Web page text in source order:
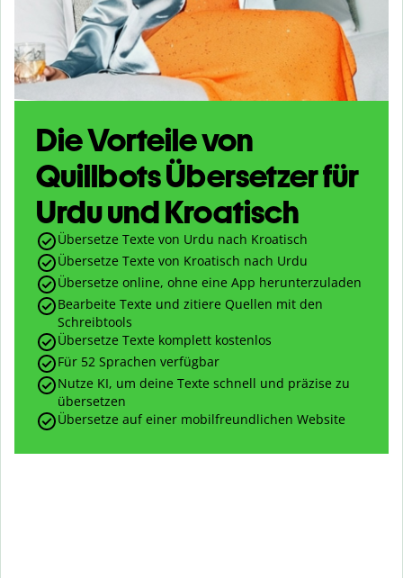
Die Vorteile von
Quillbots Übersetzer für
Urdu und Kroatisch
Übersetze Texte von Urdu nach Kroatisch
Übersetze Texte von Kroatisch nach Urdu
Übersetze online, ohne eine App herunterzuladen
Bearbeite Texte und zitiere Quellen mit den
Schreibtools
Übersetze Texte komplett kostenlos
Für 52 Sprachen verfügbar
Nutze KI, um deine Texte schnell und präzise zu
übersetzen
Übersetze auf einer mobilfreundlichen Website